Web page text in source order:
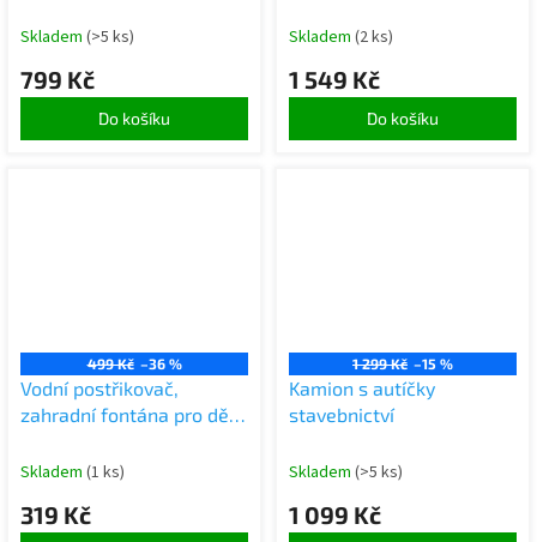
Skladem (>5 ks)
799 Kč
Do košíku
Skladem (2 ks)
1 549 Kč
Do košíku
499 Kč –36 %
Vodní postřikovač,
zahradní fontána pro děti
Skladem (1 ks)
319 Kč
1 299 Kč –15 %
Kamion s autíčky
stavebnictví
Skladem (>5 ks)
1 099 Kč